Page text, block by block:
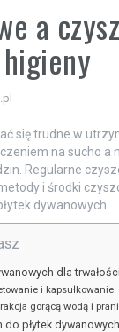
a
się trudne w
na sucho
Regularne
i środki
dywanowych.
dla
i kapsułkowanie
gorącą wodą i
płytek dywanowych